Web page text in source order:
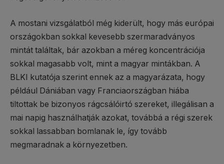
A mostani vizsgálatból még kiderült, hogy más európai
országokban sokkal kevesebb szermaradványos
mintát találtak, bár azokban a méreg koncentrációja
sokkal magasabb volt, mint a magyar mintákban. A
BLKI kutatója szerint ennek az a magyarázata, hogy
például Dániában vagy Franciaországban hiába
tiltottak be bizonyos rágcsálóirtó szereket, illegálisan a
mai napig használhatják azokat, továbbá a régi szerek
sokkal lassabban bomlanak le, így tovább
megmaradnak a környezetben.